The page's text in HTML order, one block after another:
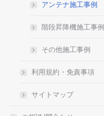
アンテナ施工事例
階段昇降機施工事例
その他施工事例
利用規約・免責事項
サイトマップ